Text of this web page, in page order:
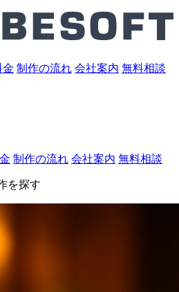
金 制作の流れ 会社案内 無料相談
制作の流れ 会社案内 無料相談
を探す